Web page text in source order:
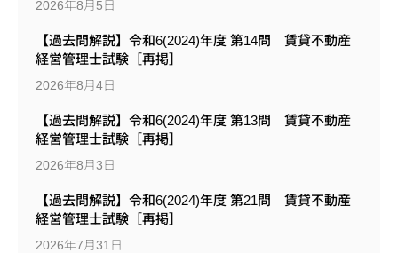
2026年8月5日
【過去問解説】令和6(2024)年度 第14問 賃貸不動産
経営管理士試験［再掲］
2026年8月4日
【過去問解説】令和6(2024)年度 第13問 賃貸不動産
経営管理士試験［再掲］
2026年8月3日
【過去問解説】令和6(2024)年度 第21問 賃貸不動産
経営管理士試験［再掲］
2026年7月31日